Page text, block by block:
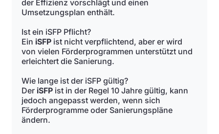
der Effizienz vorschlägt und einen
Umsetzungsplan enthält.
Ist ein iSFP Pflicht?
Ein iSFP ist nicht verpflichtend, aber er wird
von vielen Förderprogrammen unterstützt und
erleichtert die Sanierung.
Wie lange ist der iSFP gültig?
Der iSFP ist in der Regel 10 Jahre gültig, kann
jedoch angepasst werden, wenn sich
Förderprogramme oder Sanierungspläne
ändern.